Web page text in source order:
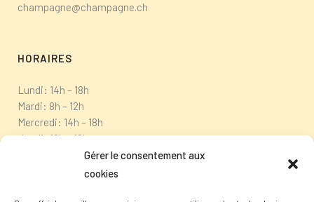
Gérer le consentement aux
cookies
champagne@champagne.ch
HORAIRES
Lundi: 14h – 18h
Mardi: 8h – 12h
Mercredi: 14h – 18h
Jeudi: 10h – 12h
Vendredi: fermé